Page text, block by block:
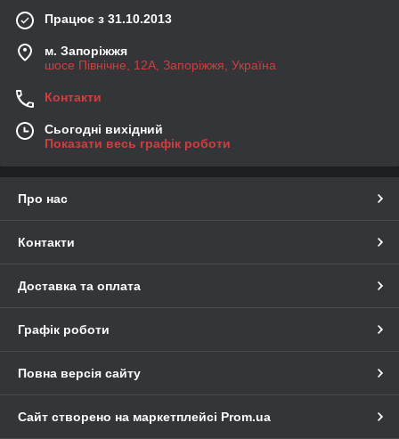
Працює з 31.10.2013
м. Запоріжжя
шосе Північне, 12А, Запоріжжя, Україна
Контакти
Сьогодні вихідний
Показати весь графік роботи
Про нас
Контакти
Доставка та оплата
Графік роботи
Повна версія сайту
Сайт створено на маркетплейсі Prom.ua